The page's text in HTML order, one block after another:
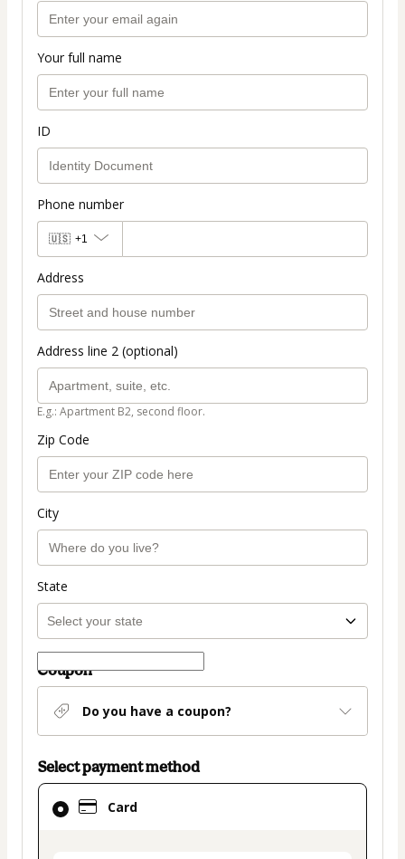
Your full name
ID
Phone number
🇺🇸 +1
Address
Address line 2 (optional)
E.g.: Apartment B2, second floor.
Zip Code
City
State
Coupon
Do you have a coupon?
Select payment method
Card
Card
selected